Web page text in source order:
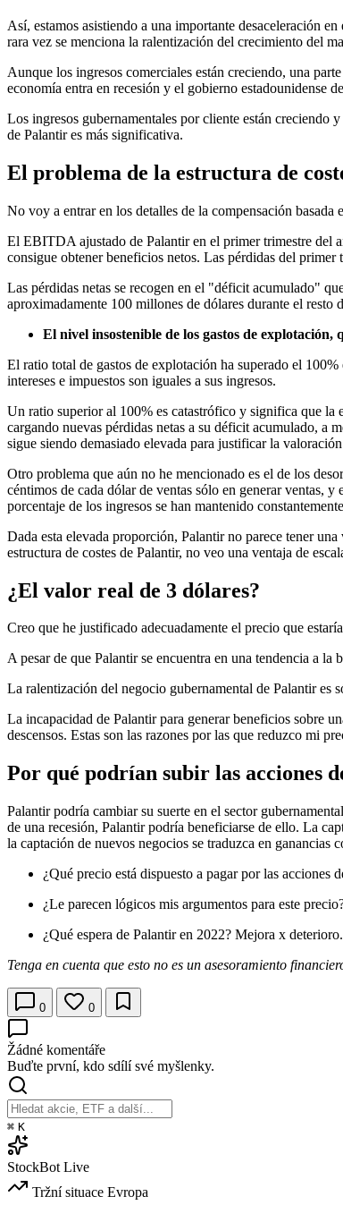
Así, estamos asistiendo a una importante desaceleración
rara vez se menciona la ralentización del crecimiento del
Aunque los ingresos comerciales están creciendo, una
economía entra en recesión y el gobierno estadounidense
Los ingresos gubernamentales por cliente están creciendo
de Palantir es más significativa.
El problema de la estructura de
No voy a entrar en los detalles de la compensación
El EBITDA ajustado de Palantir en el primer trimestre del
consigue obtener beneficios netos. Las pérdidas del
Las pérdidas netas se recogen en el "déficit acumulado"
aproximadamente 100 millones de dólares durante el
El nivel insostenible de los gastos de
El ratio total de gastos de explotación ha superado el
intereses e impuestos son iguales a sus ingresos.
Un ratio superior al 100% es catastrófico y significa que la
cargando nuevas pérdidas netas a su déficit acumulado, a
sigue siendo demasiado elevada para justificar la
Otro problema que aún no he mencionado es el de los
céntimos de cada dólar de ventas sólo en generar ventas,
porcentaje de los ingresos se han mantenido
Dada esta elevada proporción, Palantir no parece tener
estructura de costes de Palantir, no veo una ventaja de
¿El valor real de 3 dólares?
Creo que he justificado adecuadamente el precio que
A pesar de que Palantir se encuentra en una tendencia a
La ralentización del negocio gubernamental de Palantir es
La incapacidad de Palantir para generar beneficios sobre
descensos. Estas son las razones por las que reduzco mi
Por qué podrían subir las acciones
Palantir podría cambiar su suerte en el sector
de una recesión, Palantir podría beneficiarse de ello. La
la captación de nuevos negocios se traduzca en ganancias
¿Qué precio está dispuesto a pagar por las acciones
¿Le parecen lógicos mis argumentos para este
¿Qué espera de Palantir en 2022? Mejora x deterioro.
Tenga en cuenta que esto no es un asesoramiento
0 0
Žádné komentáře
Buďte první, kdo sdílí své myšlenky.
⌘ K
StockBot Live
Tržní situace Evropa